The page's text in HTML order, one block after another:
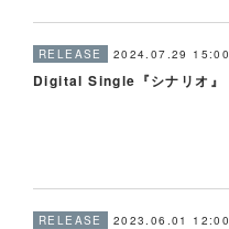
RELEASE 2024.07.29 15:00
Digital Single『シナリオ』
RELEASE 2023.06.01 12:00